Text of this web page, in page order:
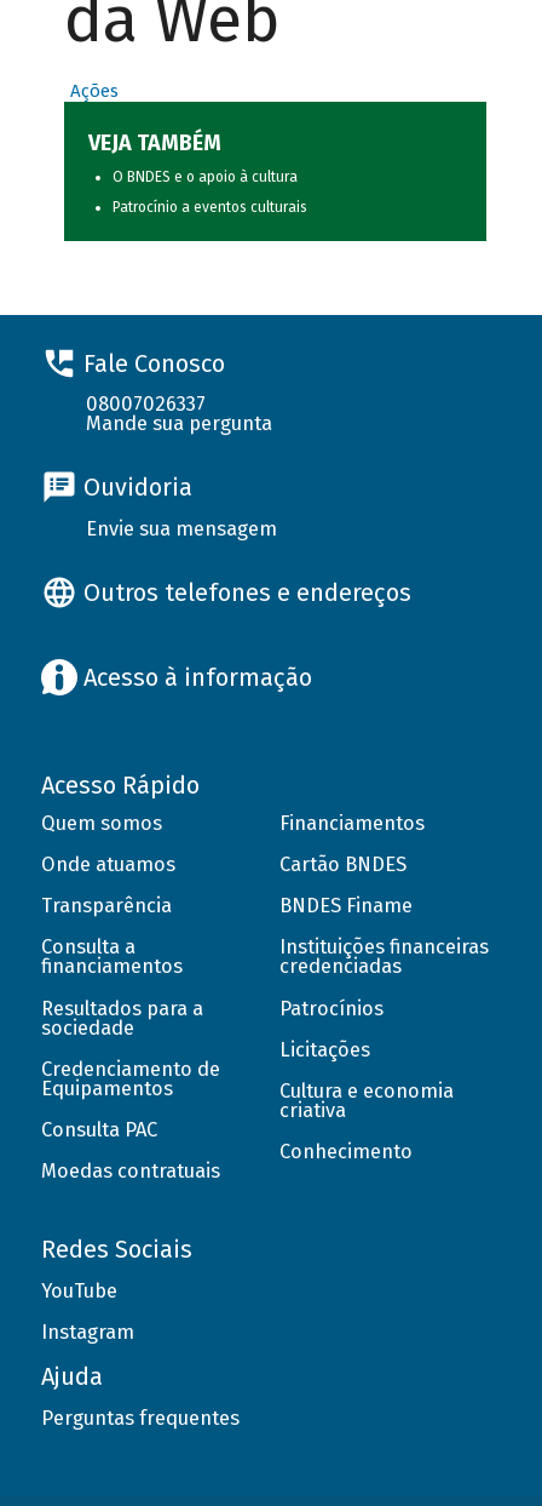
da Web
Ações
VEJA TAMBÉM
O BNDES e o apoio à cultura
Patrocínio a eventos culturais
Fale Conosco
08007026337
Mande sua pergunta
Ouvidoria
Envie sua mensagem
Outros telefones e endereços
Acesso à informação
Acesso Rápido
Quem somos
Onde atuamos
Transparência
Consulta a
financiamentos
Resultados para a
sociedade
Credenciamento de
Equipamentos
Consulta PAC
Moedas contratuais
Financiamentos
Cartão BNDES
BNDES Finame
Instituições financeiras
credenciadas
Patrocínios
Licitações
Cultura e economia
criativa
Conhecimento
Redes Sociais
YouTube
Instagram
Ajuda
Perguntas frequentes